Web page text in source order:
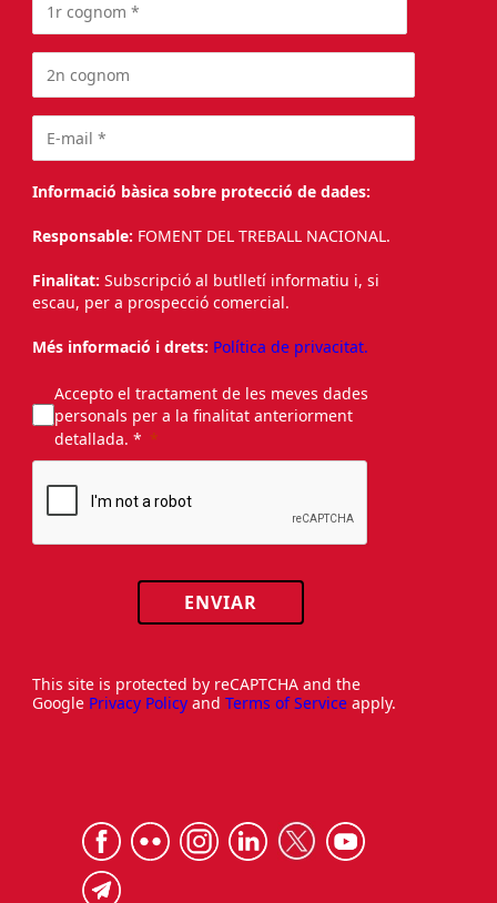
Informació bàsica sobre protecció de dades:
Responsable: FOMENT DEL TREBALL NACIONAL.
Finalitat: Subscripció al butlletí informatiu i, si
escau, per a prospecció comercial.
Més informació i drets: Política de privacitat.
Accepto el tractament de les meves dades
personals per a la finalitat anteriorment
detallada. *
ENVIAR
This site is protected by reCAPTCHA and the
Google Privacy Policy and Terms of Service apply.